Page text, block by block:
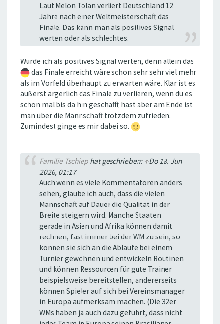
Laut Melon Tolan verliert Deutschland 12
Jahre nach einer Weltmeisterschaft das
Finale. Das kann man als positives Signal
werten oder als schlechtes.
Würde ich als positives Signal werten, denn allein das
das Finale erreicht wäre schon sehr sehr viel mehr
als im Vorfeld überhaupt zu erwarten wäre. Klar ist es
äußerst ärgerlich das Finale zu verlieren, wenn du es
schon mal bis da hin geschafft hast aber am Ende ist
man über die Mannschaft trotzdem zufrieden.
Zumindest ginge es mir dabei so.
Familie Tschiephat geschrieben: ↑Do 18. Jun
2026, 01:17
Auch wenn es viele Kommentatoren anders
sehen, glaube ich auch, dass die vielen
Mannschaft auf Dauer die Qualität in der
Breite steigern wird. Manche Staaten
gerade in Asien und Afrika können damit
rechnen, fast immer bei der WM zu sein, so
können sie sich an die Abläufe bei einem
Turnier gewöhnen und entwickeln Routinen
und können Ressourcen für gute Trainer
beispielsweise bereitstellen, andererseits
können Spieler auf sich bei Vereinsmanager
in Europa aufmerksam machen. (Die 32er
WMs haben ja auch dazu geführt, dass nicht